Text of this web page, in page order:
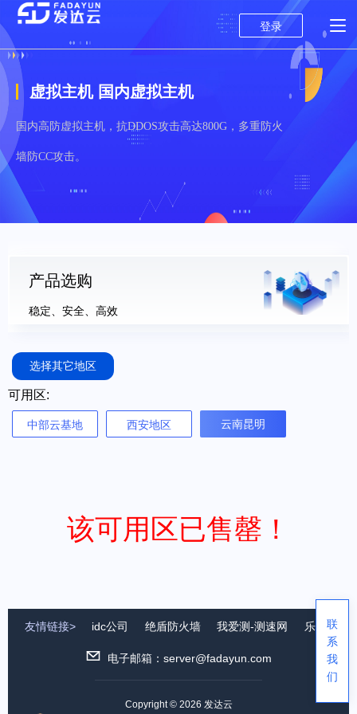
登录
虚拟主机 国内虚拟主机
国内高防虚拟主机，抗DDOS攻击高达800G，多重防火
墙防CC攻击。
产品选购
稳定、安全、高效
选择其它地区
可用区:
中部云基地 西安地区 云南昆明
该可用区已售罄！
友情链接> idc公司 绝盾防火墙 我爱测-测速网 乐众系统
电子邮箱：server@fadayun.com
Copyright © 2026 发达云
联
系
我
们